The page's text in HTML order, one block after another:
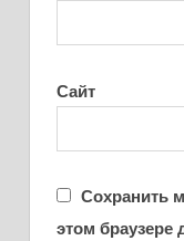
Сайт
Сохранить
этом